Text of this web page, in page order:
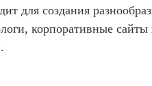
для создания
корпоративные сайты